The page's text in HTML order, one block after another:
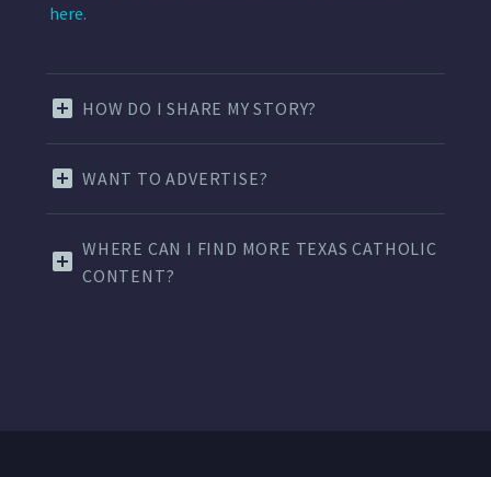
here.
HOW DO I SHARE MY STORY?
WANT TO ADVERTISE?
WHERE CAN I FIND MORE TEXAS CATHOLIC
CONTENT?